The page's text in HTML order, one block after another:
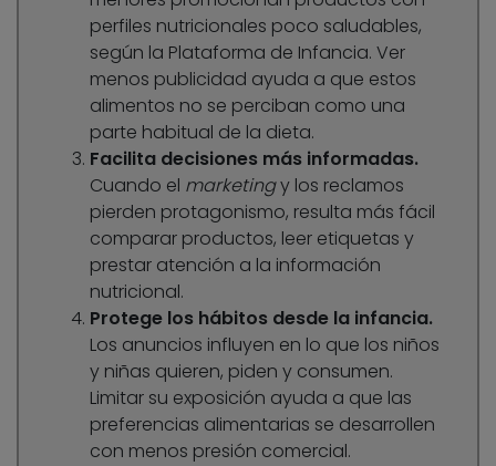
perfiles nutricionales poco saludables,
según la Plataforma de Infancia. Ver
menos publicidad ayuda a que estos
alimentos no se perciban como una
parte habitual de la dieta.
Facilita decisiones más informadas.
Cuando el marketingy los reclamos
pierden protagonismo, resulta más fácil
comparar productos, leer etiquetas y
prestar atención a la información
nutricional.
Protege los hábitos desde la infancia.
Los anuncios influyen en lo que los niños
y niñas quieren, piden y consumen.
Limitar su exposición ayuda a que las
preferencias alimentarias se desarrollen
con menos presión comercial.